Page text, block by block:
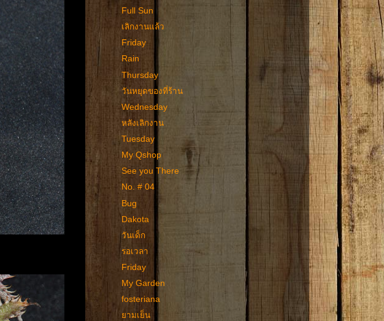
Full Sun
เลิกงานแล้ว
Friday
Rain
Thursday
วันหยุดของที่ร้าน
Wednesday
หลังเลิกงาน
Tuesday
My Qshop
See you There
No. # 04
Bug
Dakota
วันเด็ก
รอเวลา
Friday
My Garden
fosteriana
ยามเย็น